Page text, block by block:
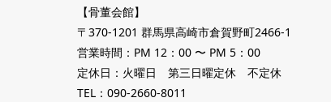
【骨董会館】
〒370-1201 群馬県高崎市倉賀野町2466-1
営業時間：PM 12：00 〜 PM 5：00
定休日：火曜日 第三日曜定休 不定休
TEL：090-2660-8011